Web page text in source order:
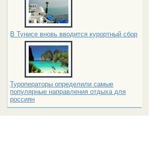
В Тунисе вновь вводится курортный сбор
Туроператоры определили самые
популярные направления отдыха для
россиян